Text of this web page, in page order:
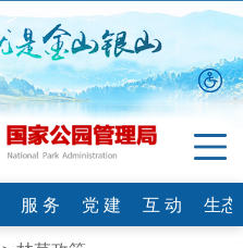
服 务 党 建 互 动
生